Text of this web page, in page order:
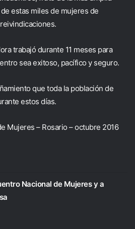
estas miles de mujeres de
trabajó durante 11 meses para
sea exitoso, pacífico y seguro.
que toda la población de
estos días.
Mujeres – Rosario – octubre 2016
Nacional de Mujeres y a